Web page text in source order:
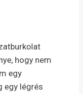
hogy nem
egy
egy légrés